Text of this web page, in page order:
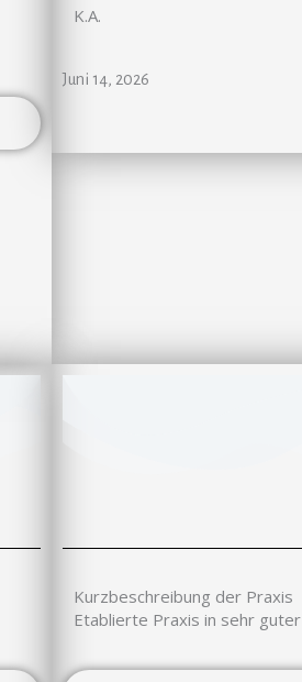
K.A.
Juni 14, 2026
Kurzbeschreibung der Praxis
Etablierte Praxis in sehr